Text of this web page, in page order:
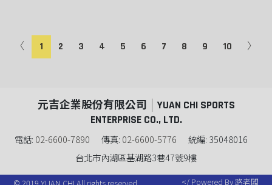
〈 1 2 3 4 5 6 7 8 9 10 〉
元吉企業股份有限公司
YUAN CHI SPORTS
ENTERPRISE CO., LTD.
電話: 02-6600-7890 傳真: 02-6600-5776
統編: 35048016
台北市內湖區基湖路3巷47號9樓
Powered By 路老闆